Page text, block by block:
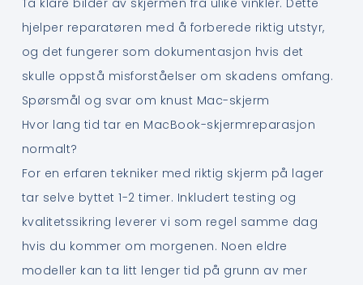
hjelper reparatøren med å forberede riktig utstyr,
og det fungerer som dokumentasjon hvis det
skulle oppstå misforståelser om skadens omfang.
Spørsmål og svar om knust Mac-skjerm
Hvor lang tid tar en MacBook-skjermreparasjon
normalt?
For en erfaren tekniker med riktig skjerm på lager
tar selve byttet 1-2 timer. Inkludert testing og
kvalitetssikring leverer vi som regel samme dag
hvis du kommer om morgenen. Noen eldre
modeller kan ta litt lenger tid på grunn av mer